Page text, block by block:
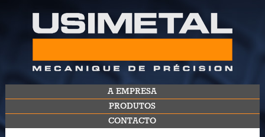
A EMPRESA
PRODUTOS
CONTACTO